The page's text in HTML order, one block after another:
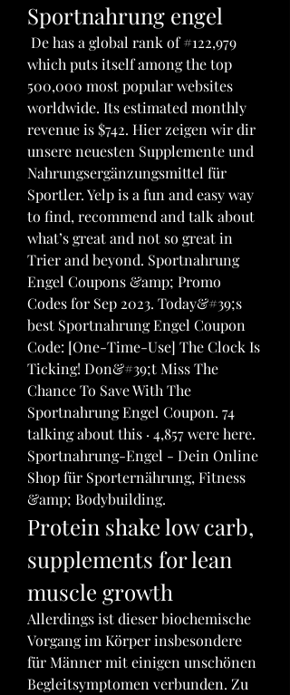
Sportnahrung engel
which puts itself among the top
500,000 most popular websites
worldwide. Its estimated monthly
revenue is $742. Hier zeigen wir dir
unsere neuesten Supplemente und
Nahrungsergänzungsmittel für
Sportler. Yelp is a fun and easy way
to find, recommend and talk about
what’s great and not so great in
Trier and beyond. Sportnahrung
Engel Coupons &amp; Promo
Codes for Sep 2023. Today&#39;s
best Sportnahrung Engel Coupon
Code: [One-Time-Use] The Clock Is
Ticking! Don&#39;t Miss The
Chance To Save With The
Sportnahrung Engel Coupon. 74
talking about this · 4,857 were here.
Sportnahrung-Engel - Dein Online
Shop für Sporternährung, Fitness
&amp; Bodybuilding.
Protein shake low carb,
supplements for lean
muscle growth
Allerdings ist dieser biochemische
Vorgang im Körper insbesondere
für Männer mit einigen unschönen
Begleitsymptomen verbunden. Zu